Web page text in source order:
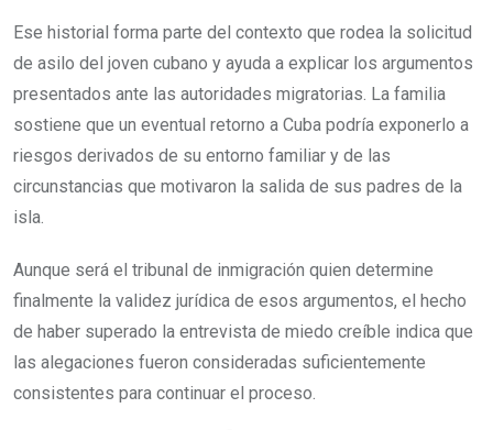
Ese historial forma parte del contexto que rodea la solicitud
de asilo del joven cubano y ayuda a explicar los argumentos
presentados ante las autoridades migratorias. La familia
sostiene que un eventual retorno a Cuba podría exponerlo a
riesgos derivados de su entorno familiar y de las
circunstancias que motivaron la salida de sus padres de la
isla.
Aunque será el tribunal de inmigración quien determine
finalmente la validez jurídica de esos argumentos, el hecho
de haber superado la entrevista de miedo creíble indica que
las alegaciones fueron consideradas suficientemente
consistentes para continuar el proceso.